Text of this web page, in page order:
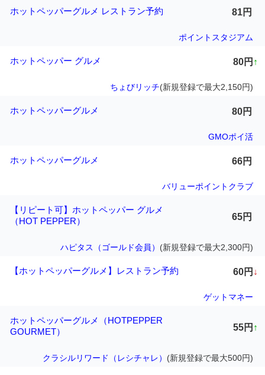
ホットペッパーグルメ レストラン予約 81円
ポイントスタジアム
ホットペッパー グルメ 80円 ↑
ちょびリッチ(新規登録で最大2,150円)
ホットペッパーグルメ 80円
GMOポイ活
ホットペッパーグルメ 66円
バリューポイントクラブ
【リピート可】ホットペッパー グルメ
（HOT PEPPER）
65円
ハピタス（ゴールド会員） (新規登録で最大2,300円)
【ホットペッパーグルメ】レストラン予約 60円 ↓
ゲットマネー
ホットペッパーグルメ（HOTPEPPER
GOURMET）
55円 ↑
クラシルリワード（レシチャレ） (新規登録で最大500円)